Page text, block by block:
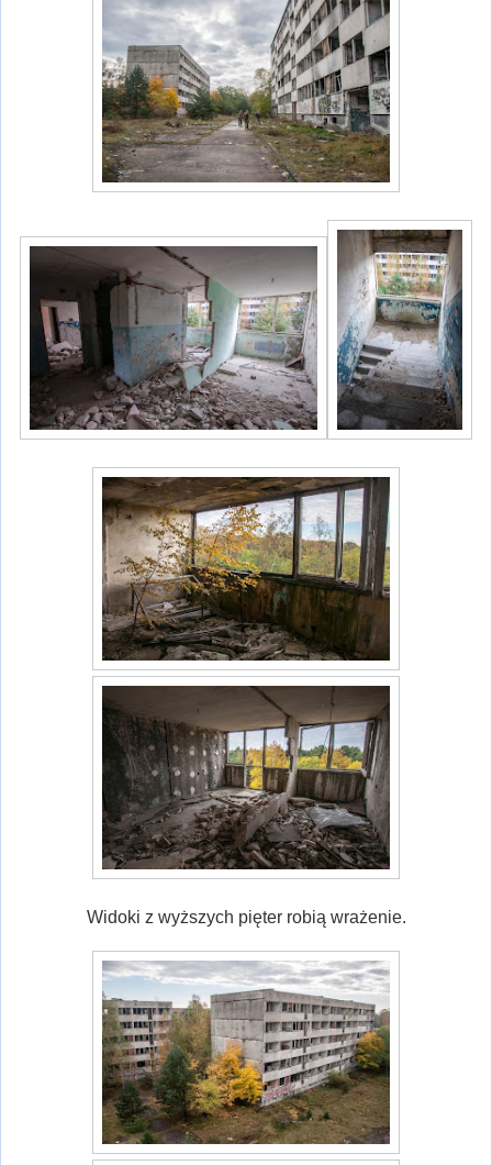
Widoki z wyższych pięter robią wrażenie.